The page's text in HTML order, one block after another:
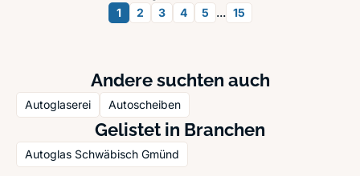
1 2 3 4 5 ... 15
Andere suchten auch
Autoglaserei Autoscheiben
Gelistet in Branchen
Autoglas Schwäbisch Gmünd